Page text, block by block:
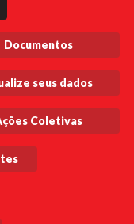
Documentos
seus dados
Coletivas